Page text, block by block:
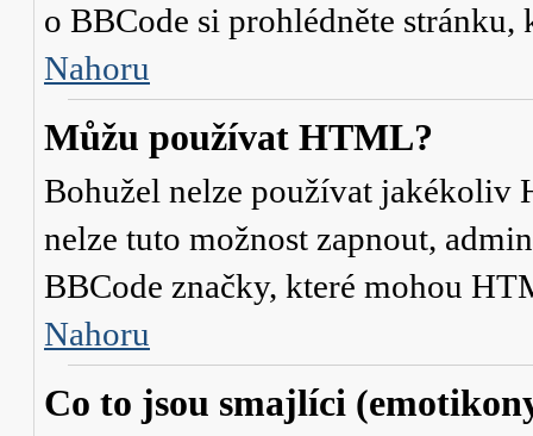
o BBCode si prohlédněte
Nahoru
Můžu používat HTML?
Bohužel nelze používat jakékoliv
nelze tuto možnost zapnout,
BBCode značky, které mohou
Nahoru
Co to jsou smajlíci